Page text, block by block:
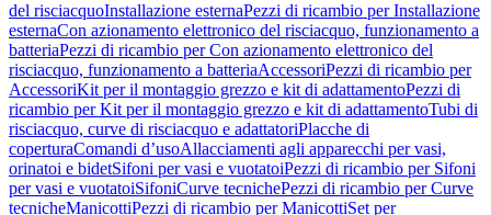
del risciacquoInstallazione esternaPezzi di ricambio per Installazione
esternaCon azionamento elettronico del risciacquo, funzionamento a
batteriaPezzi di ricambio per Con azionamento elettronico del
risciacquo, funzionamento a batteriaAccessoriPezzi di ricambio per
AccessoriKit per il montaggio grezzo e kit di adattamentoPezzi di
ricambio per Kit per il montaggio grezzo e kit di adattamentoTubi di
risciacquo, curve di risciacquo e adattatoriPlacche di
coperturaComandi d’usoAllacciamenti agli apparecchi per vasi,
orinatoi e bidetSifoni per vasi e vuotatoiPezzi di ricambio per Sifoni
per vasi e vuotatoiSifoniCurve tecnichePezzi di ricambio per Curve
tecnicheManicottiPezzi di ricambio per ManicottiSet per